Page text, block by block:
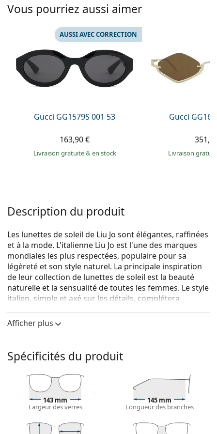
Marc Jacobs
Toutes les marques
Prada
Toutes les marques
02 446 01 11
Vous pourriez aussi aimer
Gucci GG1579S 001 53
AUSSI AVEC CORRECTION
163,90 €
Livraison gratuite& en stock
Gucci
Livraison
Description du produit
Les lunettes de soleil de Liu Jo sont élégantes, raffinées
et à la mode. L'italienne Liu Jo est l'une des marques
mondiales les plus respectées, populaire pour sa
légèreté et son style naturel. La principale inspiration
de leur collection de lunettes de soleil est la beauté
naturelle et la sensualité de toutes les femmes. Le style
italien, simple et axé sur les détails, complétera
Liu Jo LJ753S 410 55
Monture de lunettes de soleil
parfaitement avec tous les types de teint et des
cheveux châtain clair, noirs ou blonds clairs.
Lunettes de soleil à montures rectangulairessont
un choix idéal pour les personnes ayant une forme
de visage ovale ou ronde.
La monture des lunettes de soleil est faite d'une
Afficher plus
Spécificités du produit
143 mm
Largeur des verres
145 mm
Longueur des branches